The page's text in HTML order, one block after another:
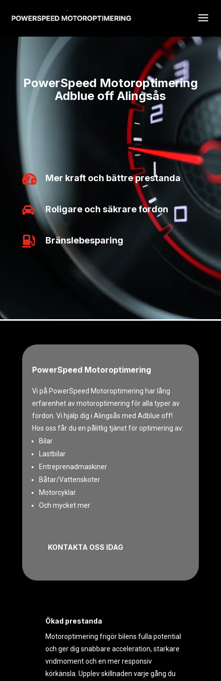
PowerSpeed Motoroptimering
Adblue off Alingsås
 Mer kraft och bättre prestanda
 Roligare och säkrare fordon
 Bränslebesparing
PowerSpeed Motoroptimering
Vi på PowerSpeed Motoroptimering har lång
erfarenhet av motoroptimering för alla typer av
fordon. Vi hjälp dig i Alingsås med Adblue off!
Hos oss får du en pålitlig tjänst för optimering av:
Bilar
Lastbilar
Entreprenadmaskiner
Båtar/Vattenskoter
Motorcyklar
Och mycket mer
KONTAKTA OSS IDAG
Ökad prestanda
Motoroptimering frigör bilens fulla potential
och ger dig snabbare acceleration, starkare
vridmoment och en mer responsiv
körkänsla. Upplev skillnaden varje gång du